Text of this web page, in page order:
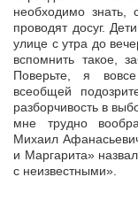
необходимо
проводят досуг.
улице с утра до
вспомнить такое,
Поверьте, я
всеобщей
разборчивость в
мне трудно
Михаил
и Маргарита»
с неизвестными».